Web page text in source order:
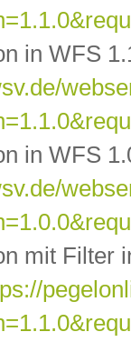
in WFS
in WFS
mit Filter